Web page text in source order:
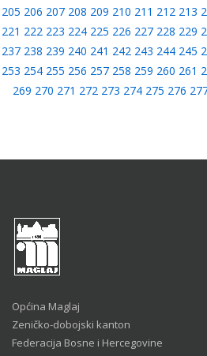
205 206 207 208 209 210 211 212 213
221 222 223 224 225 226 227 228 229
237 238 239 240 241 242 243 244 245
253 254 255 256 257 258 259 260 261
269 270 271 272 273 274 275 276
Općina Maglaj
Zeničko-dobojski kanton
Federacija Bosne i Hercegovine